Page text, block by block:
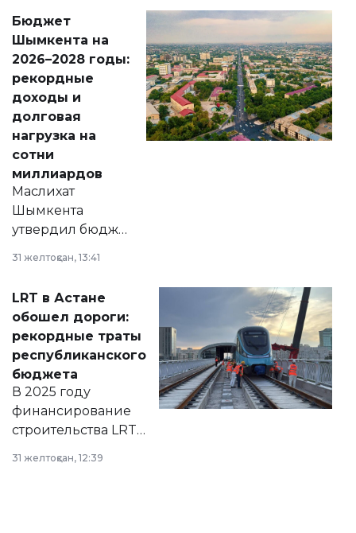
народу
Венесуэлы.
Бюджет
Шымкента на
2026–2028 годы:
рекордные
доходы и
долговая
нагрузка на
сотни
миллиардов
Маслихат
Шымкента
утвердил бюджет
документ
появился в базе
нормативных
правовых актов и
на сайте маслихат
города.
31 желтоқсан, 13:41
LRT в Астане
обошел дороги:
рекордные траты
республиканского
бюджета
В 2025 году
финансирование
строительства LRT
31 желтоқсан, 12:39